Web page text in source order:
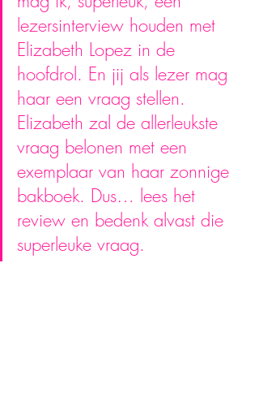
lezersinterview houden met
Elizabeth Lopez in de
hoofdrol. En jij als lezer mag
haar een vraag stellen.
Elizabeth zal de allerleukste
vraag belonen met een
exemplaar van haar zonnige
bakboek. Dus… lees het
review en bedenk alvast die
superleuke vraag.